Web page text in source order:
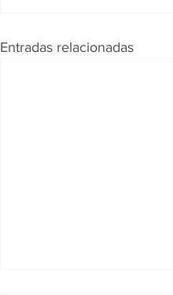
Entradas relacionadas